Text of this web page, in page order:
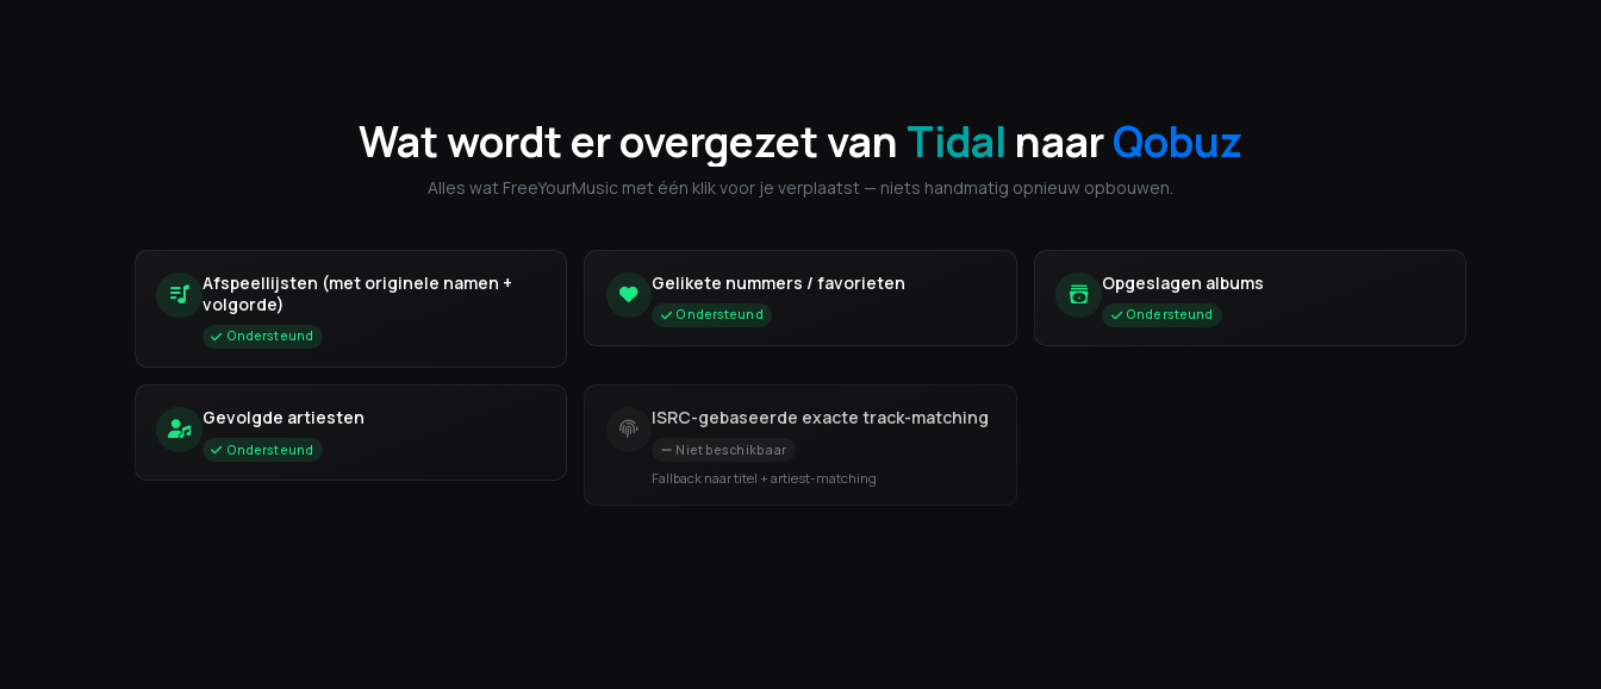
Wat wordt er overgezet van Tidal naarQobuz
Alles wat FreeYourMusic met één klik voor je verplaatst — niets handmatig opnieuw opbouwen.
Afspeellijsten (met originele namen +
volgorde)
Ondersteund
Gelikete nummers / favorieten
Ondersteund
Opgeslagen albums
Ondersteund
Gevolgde artiesten
Ondersteund
ISRC-gebaseerde exacte track-matching
Niet beschikbaar
Fallback naar titel + artiest-matching